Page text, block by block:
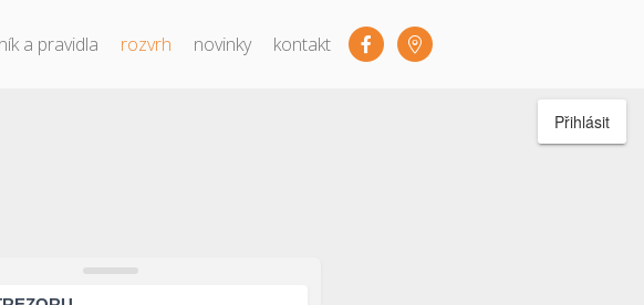
a pravidla rozvrh novinky kontakt
Přihlásit